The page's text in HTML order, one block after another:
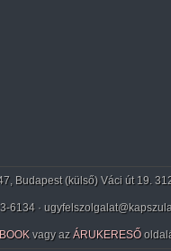
Budapest (külső) Váci út 19.
6134 ·
vagy az ÁRUKERESŐ